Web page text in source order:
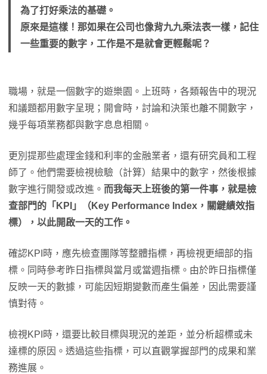
為了打好乘法的基礎。
原來是這樣！那如果在公司也像背九九乘法表一樣，記住
一些重要的數字，工作是不是就會更輕鬆呢？
職場，就是一個數字的遊樂園。上班時，各類報告中的現況
和議題都用數字呈現；開會時，討論和決策也離不開數字，
幾乎每項業務都與數字息息相關。
更別提那些處理金錢和利率的金融業者，還有研究員和工程
師了。他們需要檢視檢驗（計算）結果中的數字，然後根據
數字進行開發或改進。 而我每天上班後的第一件事，就是檢
查部門的「KPI」（Key Performance Index，關鍵績效指
標），以此開啟一天的工作。
確認KPI時，應先檢查團隊等整體指標，再檢視更細部的指
標。同時參考昨日指標與當月或當週指標。由於昨日指標僅
反映一天的數據，可能因短期變數而產生偏差，因此需要謹
慎對待。
檢視KPI時，還要比較目標與現況的差距，並分析超標或未
達標的原因。透過這些指標，可以直觀掌握部門的成果和業
務進展。